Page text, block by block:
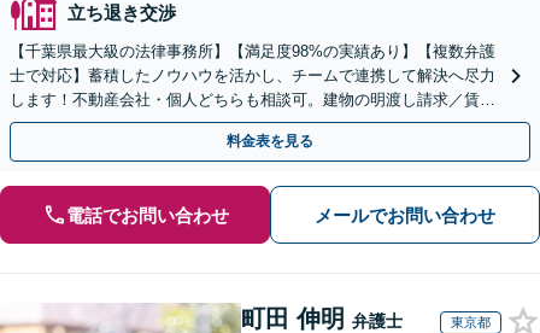
立ち退き交渉
【千葉県最大級の法律事務所】【満足度98%の実績あり】【複数弁護
士で対応】蓄積したノウハウを活かし、チームで連携して解決へ尽力
します！不動産会社・個人どちらも相談可。建物の明渡し請求／賃貸
借契約書の作成／離婚の財産分与等【千葉中央駅5分】
料金表を見る
電話でお問い合わせ メールでお問い合わせ
町田 伸明 弁護士 東京都